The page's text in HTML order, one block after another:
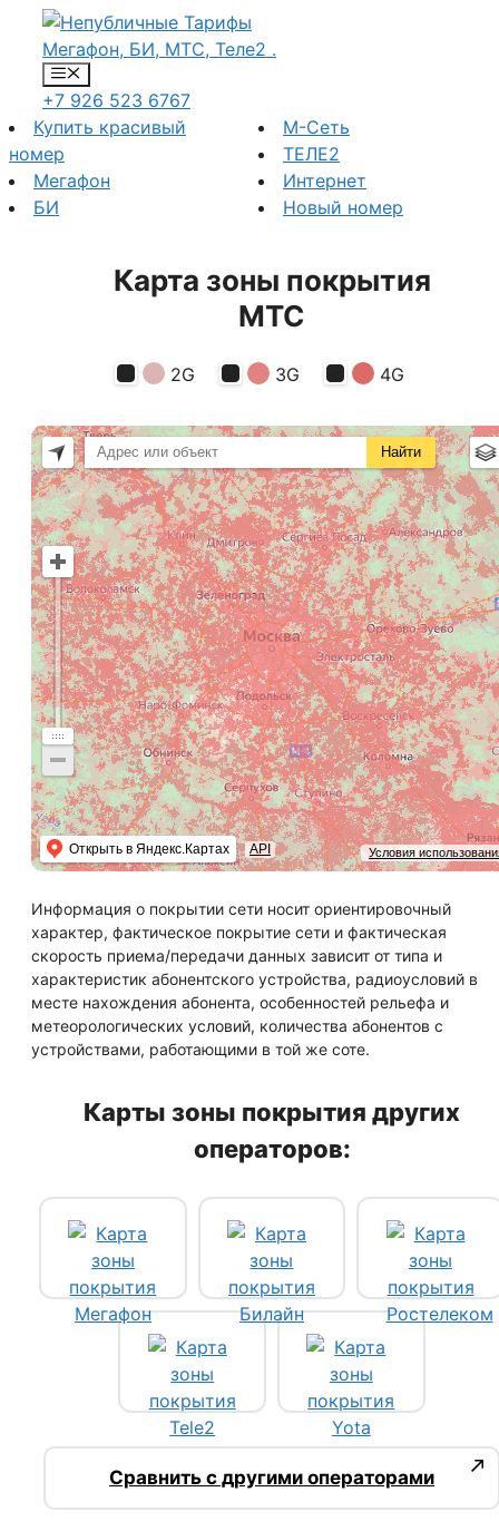
Перейти
содержимому
Меню
+7 926 523 6767
Купить красивый
номер
Мегафон
БИ
М-Сеть
ТЕЛЕ2
Интернет
Новый номер
Карта зоны покрытия
МТС
2G 3G 4G
Условия
Открыть в Яндекс.Картах API
Найти
Информация о покрытии сети носит ориентировочный
характер, фактическое покрытие сети и фактическая
скорость приема/передачи данных зависит от типа и
характеристик абонентского устройства, радиоусловий в
месте нахождения абонента, особенностей рельефа и
метеорологических условий, количества абонентов с
устройствами, работающими в той же соте.
Карты зоны покрытия других
операторов:
Сравнить с другими операторами